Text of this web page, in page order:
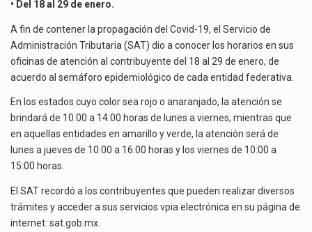
El gobierno de Estados Unidos anunciará un arancel del 15 % sobre los productos fabricados…
El Departamento de Agricultura de Estados Unidos (USDA) suspendió el 5 de agosto de 2026…
SAT
DE
ACUERDO
AL
POR
REGIONES
• Del 18 al 29 de enero.
A fin de contener la propagación del Covid-19, el Servicio de
Administración Tributaria (SAT) dio a conocer los horarios en sus
oficinas de atención al contribuyente del 18 al 29 de enero, de
acuerdo al semáforo epidemiológico de cada entidad federativa.
En los estados cuyo color sea rojo o anaranjado, la atención se
brindará de 10:00 a 14:00 horas de lunes a viernes; mientras que
en aquellas entidades en amarillo y verde, la atención será de
lunes a jueves de 10:00 a 16:00 horas y los viernes de 10:00 a
15:00 horas.
El SAT recordó a los contribuyentes que pueden realizar diversos
trámites y acceder a sus servicios vpia electrónica en su página de
internet: sat.gob.mx.